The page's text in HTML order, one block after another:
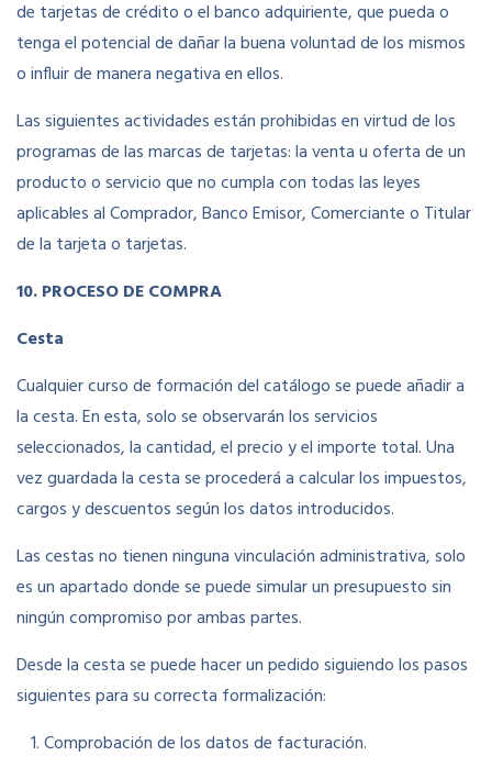
de tarjetas de crédito o el banco adquiriente, que pueda o
tenga el potencial de dañar la buena voluntad de los mismos
o influir de manera negativa en ellos.
Las siguientes actividades están prohibidas en virtud de los
programas de las marcas de tarjetas: la venta u oferta de un
producto o servicio que no cumpla con todas las leyes
aplicables al Comprador, Banco Emisor, Comerciante o Titular
de la tarjeta o tarjetas.
10. PROCESO DE COMPRA
Cesta
Cualquier curso de formación del catálogo se puede añadir a
la cesta. En esta, solo se observarán los servicios
seleccionados, la cantidad, el precio y el importe total. Una
vez guardada la cesta se procederá a calcular los impuestos,
cargos y descuentos según los datos introducidos.
Las cestas no tienen ninguna vinculación administrativa, solo
es un apartado donde se puede simular un presupuesto sin
ningún compromiso por ambas partes.
Desde la cesta se puede hacer un pedido siguiendo los pasos
siguientes para su correcta formalización:
Comprobación de los datos de facturación.